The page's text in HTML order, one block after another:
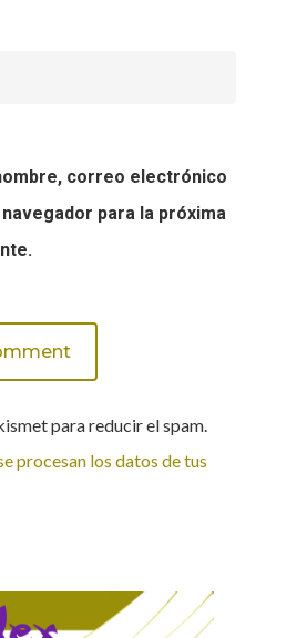
correo electrónico
para la próxima
para reducir el spam.
procesan los datos de tus